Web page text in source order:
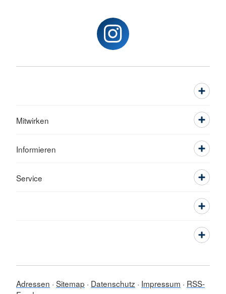
Mitwirken
Informieren
Service
Adressen Sitemap Datenschutz Impressum
RSS-